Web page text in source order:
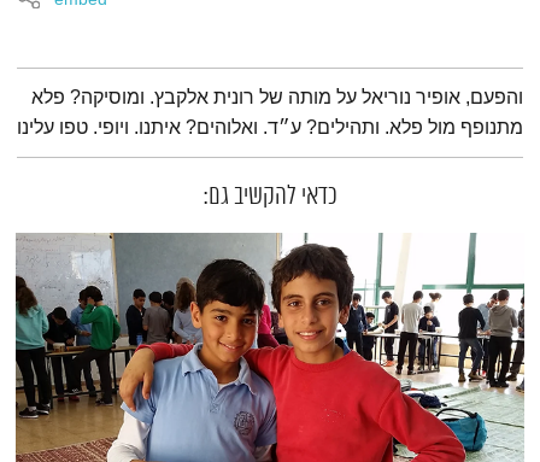
תמצית הפודקאסט
והפעם, אופיר נוריאל על מותה של רונית אלקבץ. ומוסיקה? פלא
מתנופף מול פלא. ותהילים? ע״ד. ואלוהים? איתנו. ויופי. טפו עלינו
כדאי להקשיב גם: